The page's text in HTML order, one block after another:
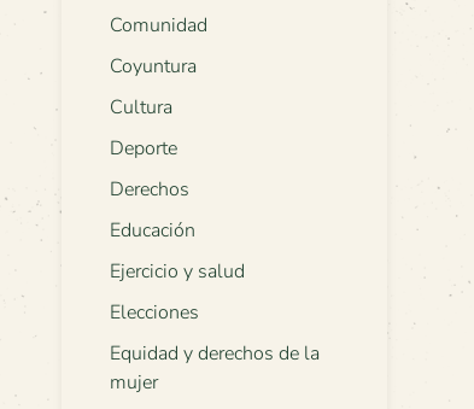
Comunidad
Coyuntura
Cultura
Deporte
Derechos
Educación
Ejercicio y salud
Elecciones
Equidad y derechos de la
mujer